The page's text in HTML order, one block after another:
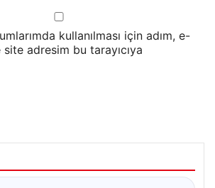
kullanılması için adım, e-
adresim bu tarayıcıya